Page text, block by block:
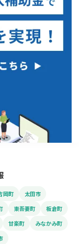
岡町
太田市
東吾妻町
板倉町
甘楽町
みなかみ町